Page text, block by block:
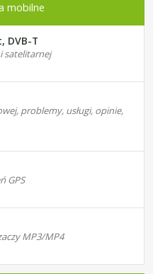
mobilne
DVB-T
satelitarnej
problemy, usługi, opinie,
GPS
MP3/MP4